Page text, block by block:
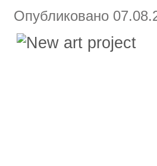
Опубликовано